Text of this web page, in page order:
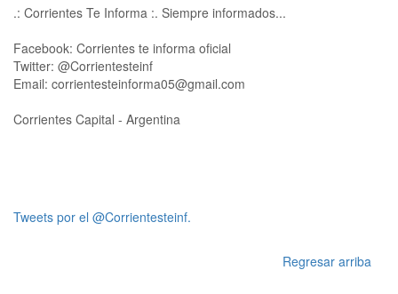
.: Corrientes Te Informa :. Siempre informados...
Facebook: Corrientes te informa oficial
Twitter: @Corrientesteinf
Email: corrientesteinforma05@gmail.com
Corrientes Capital - Argentina
Tweets por el @Corrientesteinf.
Regresar arriba